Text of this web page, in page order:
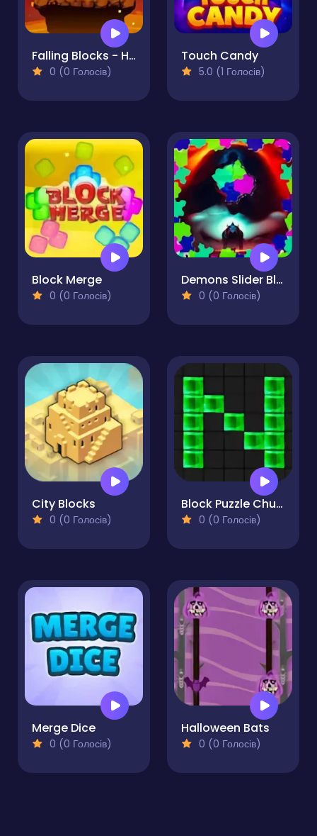
Falling Blocks - Halloween Challenge
0 (0 Голосів)
Touch Candy
5.0 (1 Голосів)
Block Merge
0 (0 Голосів)
Demons Slider Block Blitz
0 (0 Голосів)
City Blocks
0 (0 Голосів)
Block Puzzle Chuzzle Classic
0 (0 Голосів)
Merge Dice
0 (0 Голосів)
Halloween Bats
0 (0 Голосів)